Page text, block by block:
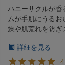
ハニーサクルが香
ムが手肌にうるお
燥や肌荒れを防ぎ
詳細を見る